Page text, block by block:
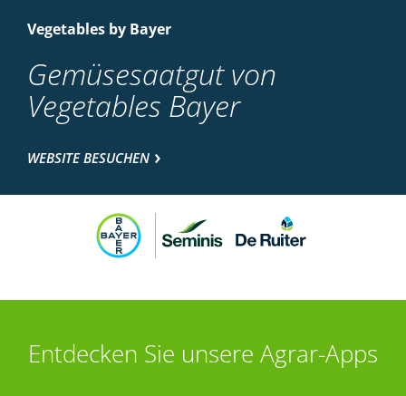
Vegetables by Bayer
Gemüsesaatgut von
Vegetables Bayer
WEBSITE BESUCHEN
Entdecken Sie unsere Agrar-Apps